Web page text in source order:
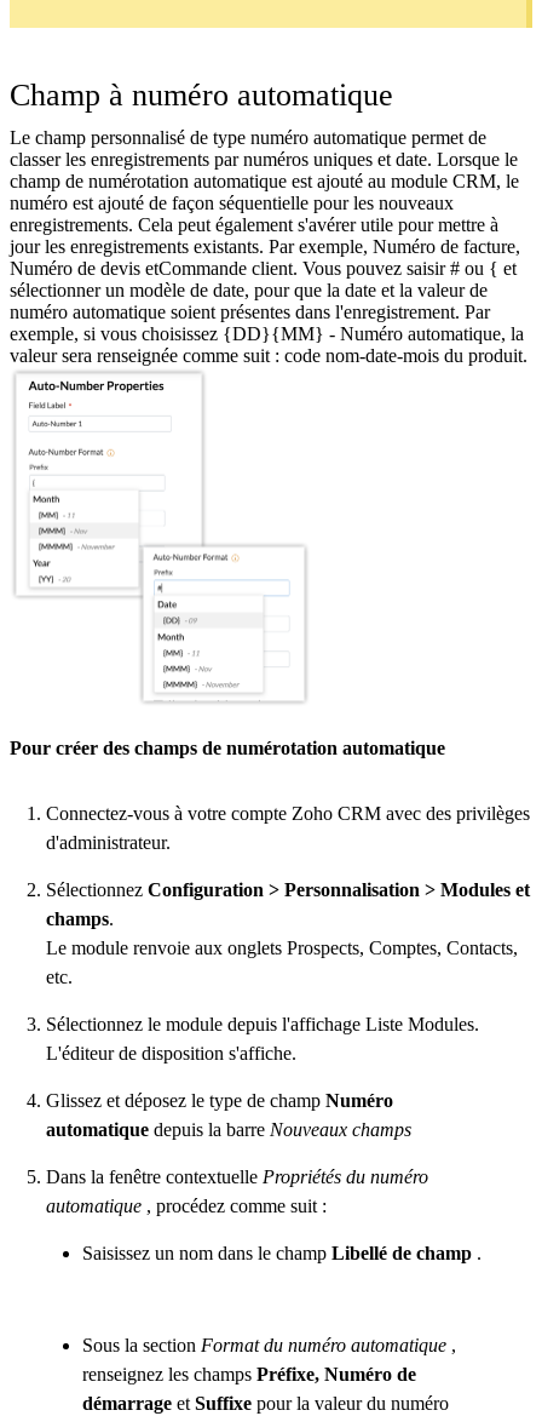
Champ à numéro automatique
Le champ personnalisé de type numéro automatique permet de
classer les enregistrements par numéros uniques et date. Lorsque le
champ de numérotation automatique est ajouté au module CRM, le
numéro est ajouté de façon séquentielle pour les nouveaux
enregistrements. Cela peut également s'avérer utile pour mettre à
jour les enregistrements existants. Par exemple, Numéro de facture,
Numéro de devis etCommande client. Vous pouvez saisir # ou { et
sélectionner un modèle de date, pour que la date et la valeur de
numéro automatique soient présentes dans l'enregistrement. Par
exemple, si vous choisissez {DD}{MM} - Numéro automatique, la
valeur sera renseignée comme suit : code nom-date-mois du produit.
Pour créer des champs de numérotation automatique
Connectez-vous à votre compte Zoho CRM avec des privilèges
d'administrateur.
Sélectionnez Configuration > Personnalisation > Modules et
champs.
Le module renvoie aux onglets Prospects, Comptes, Contacts,
etc.
Sélectionnez le module depuis l'affichage Liste Modules.
L'éditeur de disposition s'affiche.
Glissez et déposez le type de champ Numéro
automatique depuis la barre Nouveaux champs
Dans la fenêtre contextuelle Propriétés du numéro
automatique , procédez comme suit :
Saisissez un nom dans le champ Libellé de champ .
Sous la section Format du numéro automatique ,
renseignez les champs Préfixe, Numéro de
démarrage et Suffixe pour la valeur du numéro